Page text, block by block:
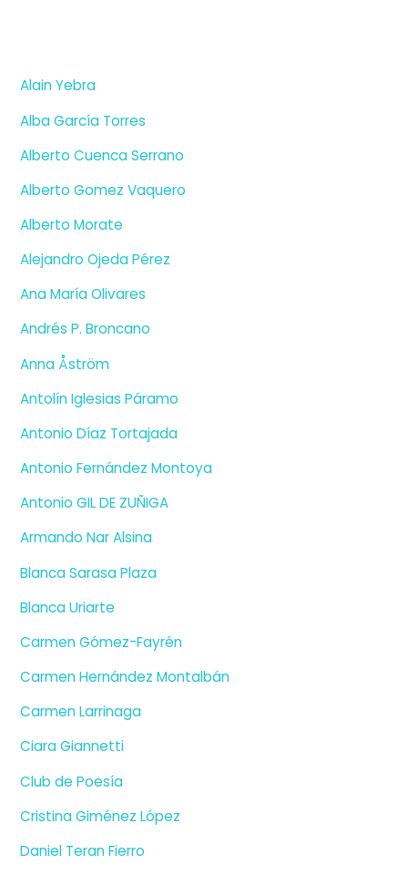
Alain Yebra
Alba García Torres
Alberto Cuenca Serrano
Alberto Gomez Vaquero
Alberto Morate
Alejandro Ojeda Pérez
Ana María Olivares
Andrés P. Broncano
Anna Åström
Antolín Iglesias Páramo
Antonio Díaz Tortajada
Antonio Fernández Montoya
Antonio GIL DE ZUÑIGA
Armando Nar Alsina
Blanca Sarasa Plaza
Blanca Uriarte
Carmen Gómez-Fayrén
Carmen Hernández Montalbán
Carmen Larrinaga
Ciara Giannetti
Club de Poesía
Cristina Giménez López
Daniel Teran Fierro